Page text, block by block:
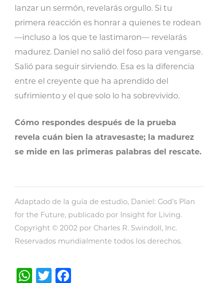
lanzar un sermón, revelarás orgullo. Si tu
primera reacción es honrar a quienes te rodean
—incluso a los que te lastimaron— revelarás
madurez. Daniel no salió del foso para vengarse.
Salió para seguir sirviendo. Esa es la diferencia
entre el creyente que ha aprendido del
sufrimiento y el que solo lo ha sobrevivido.
Cómo respondes después de la prueba
revela cuán bien la atravesaste; la madurez
se mide en las primeras palabras del rescate.
Adaptado de la guía de estudio, Daniel: God’s Plan
for the Future, publicado por Insight for Living.
Copyright © 2002 por Charles R. Swindoll, Inc.
Reservados mundialmente todos los derechos.
WhatsApp
Twitter